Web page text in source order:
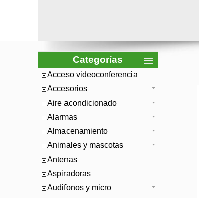
Categorías
Acceso videoconferencia
Accesorios
Aire acondicionado
Alarmas
Almacenamiento
Animales y mascotas
Antenas
Aspiradoras
Audifonos y micro